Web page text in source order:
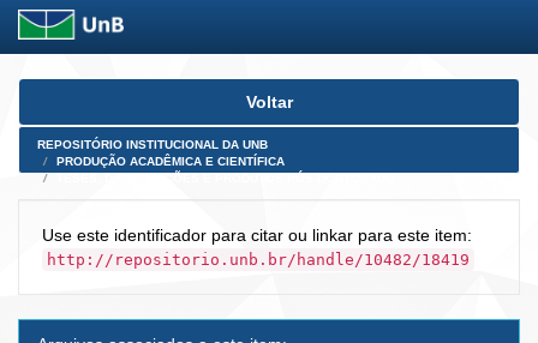
Skip
Voltar
REPOSITÓRIO INSTITUCIONAL DA UNB
PRODUÇÃO ACADÊMICA E CIENTÍFICA
Use este identificador para citar ou linkar para este item:
http://repositorio.unb.br/handle/10482/18419